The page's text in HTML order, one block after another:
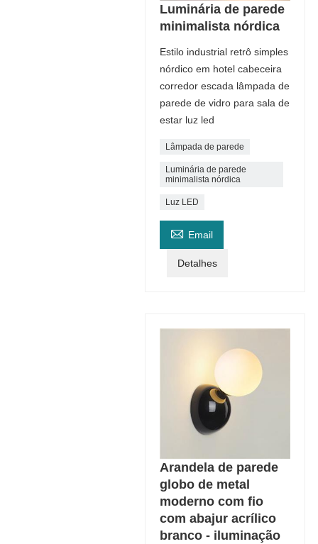
Luminária de parede
minimalista nórdica
Estilo industrial retrô simples
nórdico em hotel cabeceira
corredor escada lâmpada de
parede de vidro para sala de
estar luz led
Lâmpada de parede
Luminária de parede
minimalista nórdica
Luz LED
 Email
Detalhes
Arandela de parede
globo de metal
moderno com fio
com abajur acrílico
branco - iluminação